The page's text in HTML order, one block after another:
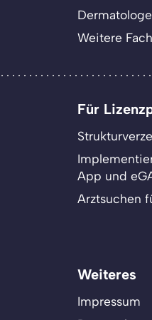
Dermatologe
Weitere
Für
App und
Arztsuchen
Weiteres
Impressum